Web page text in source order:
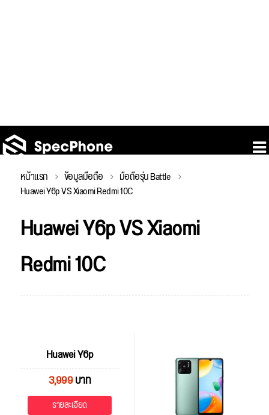
หน้าแรก ข้อมูลมือถือ มือถือรุ่น Battle
Huawei Y6p VS Xiaomi Redmi 10C
Huawei Y6p VS Xiaomi
Redmi 10C
Huawei Y6p
3,999บาท
รายละเอียด